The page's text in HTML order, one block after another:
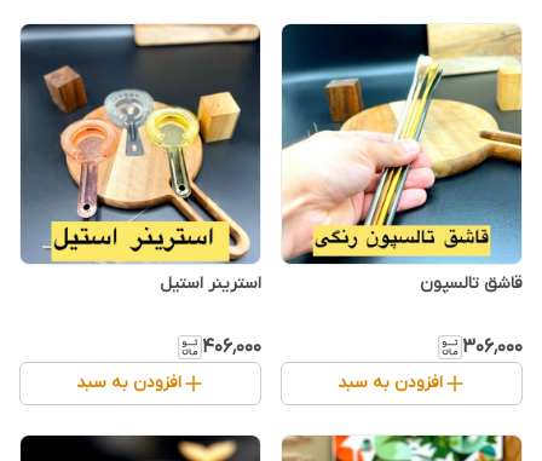
قاشق تالسپون
۳۰۶٬۰۰۰
افزودن به سبد
استرینر استیل
۴۰۶٬۰۰۰
افزودن به سبد